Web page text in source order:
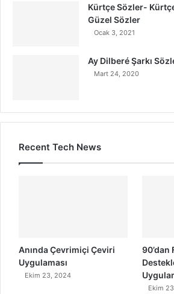
Kürtçe Sözler-
Güzel Sözler
Ocak 3, 2021
Ay Dilberé Şarkı
Mart 24, 2020
Recent Tech News
Anında Çevrimiçi Çeviri
Uygulaması
Ekim 23, 2024
90’dan
Ekim